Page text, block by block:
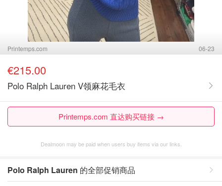
Printemps.com 06-23
€215.00
Polo Ralph Lauren V领麻花毛衣
Printemps.com 直达购买链接 →
Dealmoon may be paid when users buy items via our links.
Polo Ralph Lauren 的全部促销商品